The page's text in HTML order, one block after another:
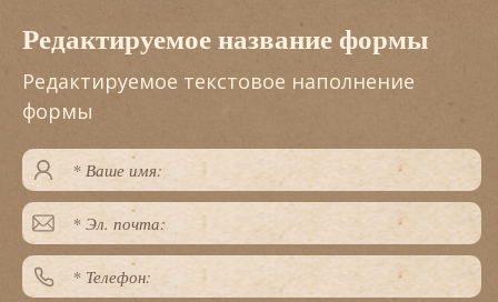
Редактируемое название формы
Редактируемое текстовое наполнение
формы